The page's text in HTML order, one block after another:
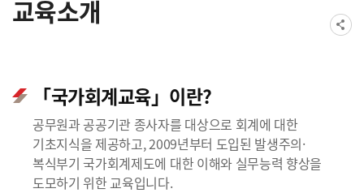
교육소개
「국가회계교육」이란?
공무원과 공공기관 종사자를 대상으로 회계에 대한
기초지식을 제공하고, 2009년부터 도입된 발생주의·
복식부기 국가회계제도에 대한 이해와 실무능력 향상을
도모하기 위한 교육입니다.